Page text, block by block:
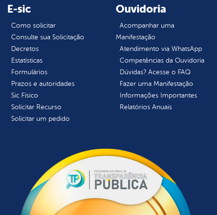
E-sic
Como solicitar
Consulte sua Solicitação
Decretos
Estatísticas
Formulários
Prazos e autoridades
Sic Físico
Solicitar Recurso
Solicitar um pedido
Ouvidoria
Acompanhar uma
Manifestação
Atendimento via WhatsApp
Competências da Ouvidoria
Dúvidas? Acesse o FAQ
Fazer uma Manifestação
Informações Importantes
Relatórios Anuais